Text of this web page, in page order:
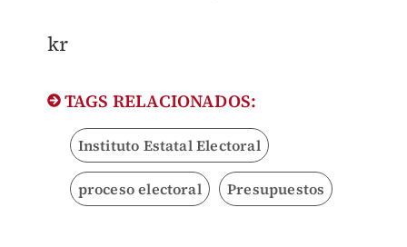
kr
TAGS RELACIONADOS:
Instituto Estatal Electoral
proceso electoral Presupuestos